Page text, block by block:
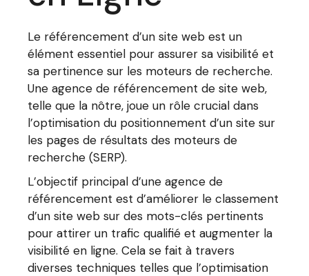
Le référencement d’un site web est un
élément essentiel pour assurer sa visibilité et
sa pertinence sur les moteurs de recherche.
Une agence de référencement de site web,
telle que la nôtre, joue un rôle crucial dans
l’optimisation du positionnement d’un site sur
les pages de résultats des moteurs de
recherche (SERP).
L’objectif principal d’une agence de
référencement est d’améliorer le classement
d’un site web sur des mots-clés pertinents
pour attirer un trafic qualifié et augmenter la
visibilité en ligne. Cela se fait à travers
diverses techniques telles que l’optimisation